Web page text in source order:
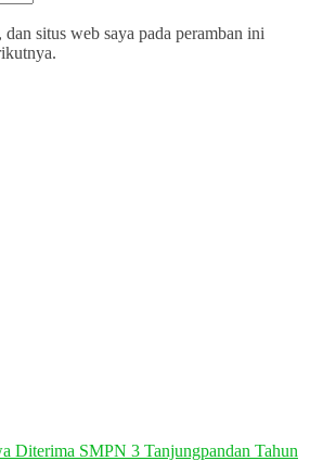
situs web saya pada peramban ini
Diterima SMPN 3 Tanjungpandan Tahun